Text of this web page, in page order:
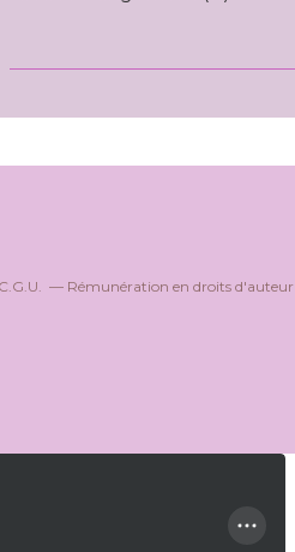
C.G.U. Rémunération en droits d'auteur